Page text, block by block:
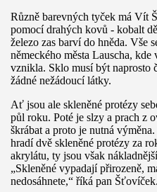
Různě barevných tyček má Vít
pomocí drahých kovů - kobalt
železo zas barví do hněda. Vše
německého města Lauscha,
vznikla. Sklo musí být naprosto
žádné nežádoucí látky.
Ať jsou ale skleněné protézy
půl roku. Poté je slzy a prach z
škrábat a proto je nutná
hradí dvě skleněné protézy za
akrylátu, ty jsou však
„Skleněné vypadají přirozeně,
nedosáhnete,“ říká pan Šťovíček.